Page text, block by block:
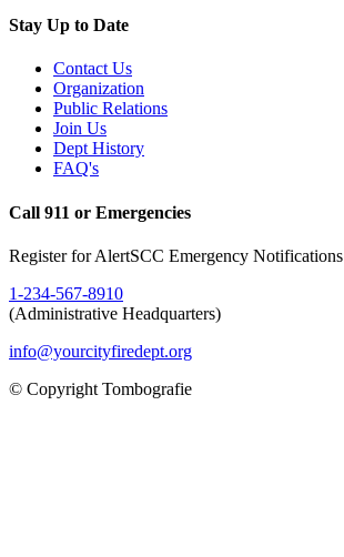
Stay Up to Date
Contact Us
Organization
Public Relations
Join Us
Dept History
FAQ's
Call 911 or Emergencies
Register for AlertSCC Emergency Notifications
1-234-567-8910
(Administrative Headquarters)
info@yourcityfiredept.org
© Copyright Tombografie